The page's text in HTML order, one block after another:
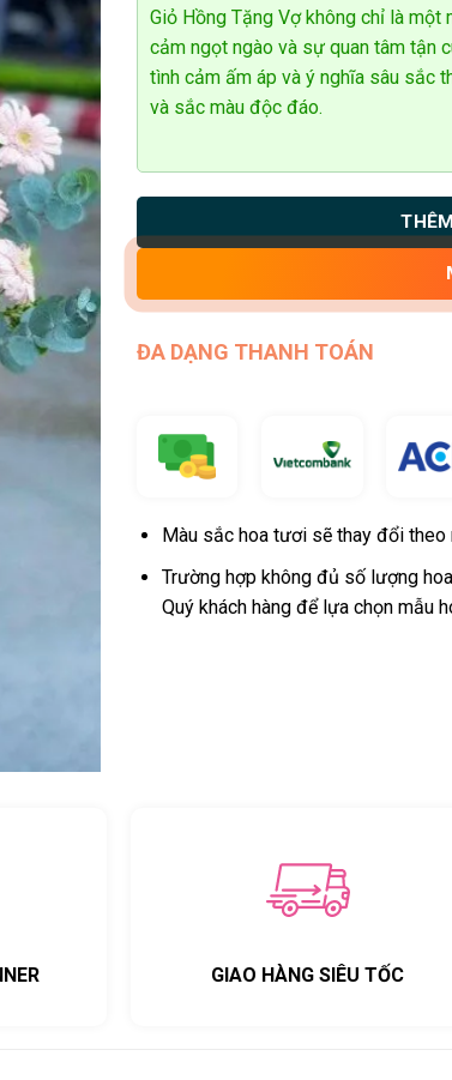
Giỏ Hồng Tặng Vợ không chỉ là một
cảm ngọt ngào và sự quan tâm tận
tình cảm ấm áp và ý nghĩa sâu sắc
và sắc màu độc đáo.
ĐA DẠNG THANH TOÁN
Màu sắc hoa tươi sẽ thay đổi
Trường hợp không đủ số lượng
Quý khách hàng để lựa chọn mẫu
GIAO HÀNG SIÊU TỐC